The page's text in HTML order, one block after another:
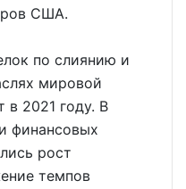
США.
по слиянию и
мировой
в 2021 году. В
финансовых
рост
темпов